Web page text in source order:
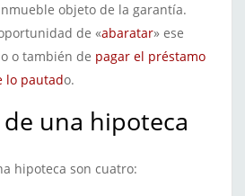
objeto de la garantía.
de «abaratar» ese
o también de pagar el préstamo
lo pautado.
una hipoteca
hipoteca son cuatro: